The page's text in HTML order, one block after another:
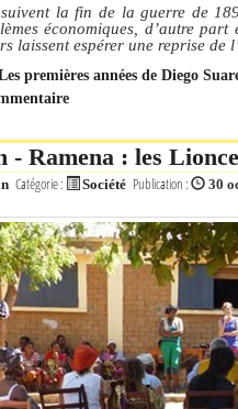
la fin de la guerre de
économiques, d’autre
laissent espérer une reprise de
premières années de Diego
- Ramena : les
Catégorie : Société Publication : 30